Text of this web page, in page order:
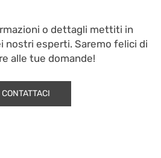
o dettagli mettiti in
nostri esperti. Saremo felici di
alle tue domande!
CONTATTACI